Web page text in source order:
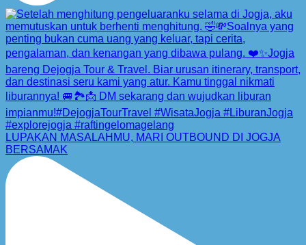
LUPAKAN MASALAHMU, MARI OUTBOUND DI JOGJA
BERSAMAK